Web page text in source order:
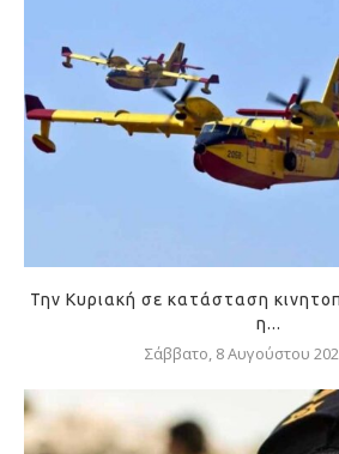
Την Κυριακή σε κατάσταση
η...
Σάββατο, 8 Αυγούστου